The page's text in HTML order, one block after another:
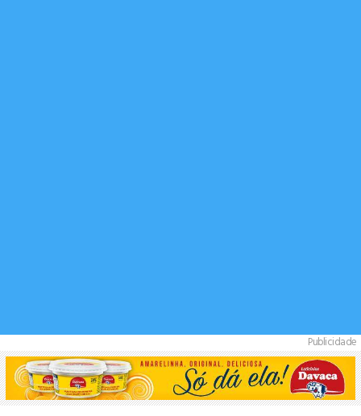
Publicidade